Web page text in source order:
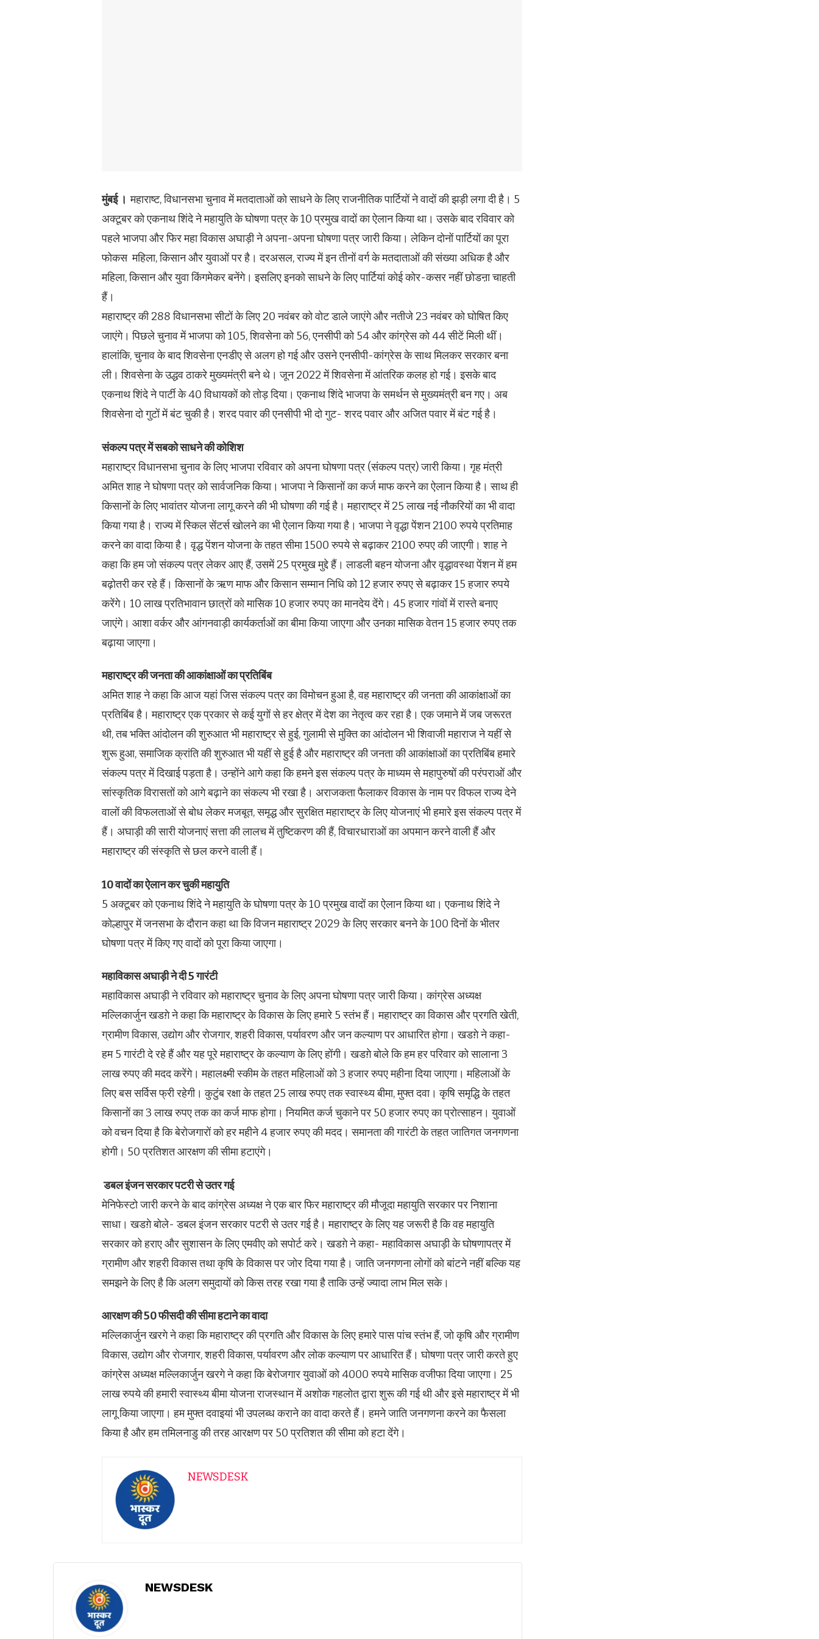
मुंबई ।महाराष्ट, विधानसभा चुनाव में मतदाताओं को साधने के लिए राजनीतिक पार्टियों ने वादों की झड़ी लगा दी है। 5
अक्टूबर को एकनाथ शिंदे ने महायुति के घोषणा पत्र के 10 प्रमुख वादों का ऐलान किया था। उसके बाद रविवार को
पहले भाजपा और फिर महा विकास अघाड़ी ने अपना-अपना घोषणा पत्र जारी किया। लेकिन दोनों पार्टियों का पूरा
फोकस महिला, किसान और युवाओं पर है। दरअसल, राज्य में इन तीनों वर्ग के मतदाताओं की संख्या अधिक है और
महिला, किसान और युवा किंगमेकर बनेंगे। इसलिए इनको साधने के लिए पार्टियां कोई कोर-कसर नहीं छोडऩा चाहती
हैं।
महाराष्ट्र की 288 विधानसभा सीटों के लिए 20 नवंबर को वोट डाले जाएंगे और नतीजे 23 नवंबर को घोषित किए
जाएंगे। पिछले चुनाव में भाजपा को 105, शिवसेना को 56, एनसीपी को 54 और कांग्रेस को 44 सीटें मिली थीं।
हालांकि, चुनाव के बाद शिवसेना एनडीए से अलग हो गई और उसने एनसीपी-कांग्रेस के साथ मिलकर सरकार बना
ली। शिवसेना के उद्धव ठाकरे मुख्यमंत्री बने थे। जून 2022 में शिवसेना में आंतरिक कलह हो गई। इसके बाद
एकनाथ शिंदे ने पार्टी के 40 विधायकों को तोड़ दिया। एकनाथ शिंदे भाजपा के समर्थन से मुख्यमंत्री बन गए। अब
शिवसेना दो गुटों में बंट चुकी है। शरद पवार की एनसीपी भी दो गुट- शरद पवार और अजित पवार में बंट गई है।
संकल्प पत्र में सबको साधने की कोशिश
महाराष्ट्र विधानसभा चुनाव के लिए भाजपा रविवार को अपना घोषणा पत्र (संकल्प पत्र) जारी किया। गृह मंत्री
अमित शाह ने घोषणा पत्र को सार्वजनिक किया। भाजपा ने किसानों का कर्ज माफ करने का ऐलान किया है। साथ ही
किसानों के लिए भावांतर योजना लागू करने की भी घोषणा की गई है। महाराष्ट्र में 25 लाख नई नौकरियों का भी वादा
किया गया है। राज्य में स्किल सेंटर्स खोलने का भी ऐलान किया गया है। भाजपा ने वृद्धा पेंशन 2100 रुपये प्रतिमाह
करने का वादा किया है। वृद्ध पेंशन योजना के तहत सीमा 1500 रुपये से बढ़ाकर 2100 रुपए की जाएगी। शाह ने
कहा कि हम जो संकल्प पत्र लेकर आए हैं, उसमें 25 प्रमुख मुद्दे हैं। लाडली बहन योजना और वृद्धावस्था पेंशन में हम
बढ़ोतरी कर रहे हैं। किसानों के ऋण माफ और किसान सम्मान निधि को 12 हजार रुपए से बढ़ाकर 15 हजार रुपये
करेंगे। 10 लाख प्रतिभावान छात्रों को मासिक 10 हजार रुपए का मानदेय देंगे। 45 हजार गांवों में रास्ते बनाए
जाएंगे। आशा वर्कर और आंगनवाड़ी कार्यकर्ताओं का बीमा किया जाएगा और उनका मासिक वेतन 15 हजार रुपए तक
बढ़ाया जाएगा।
महाराष्ट्र की जनता की आकांक्षाओं का प्रतिबिंब
अमित शाह ने कहा कि आज यहां जिस संकल्प पत्र का विमोचन हुआ है, वह महाराष्ट्र की जनता की आकांक्षाओं का
प्रतिबिंब है। महाराष्ट्र एक प्रकार से कई युगों से हर क्षेत्र में देश का नेतृत्व कर रहा है। एक जमाने में जब जरूरत
थी, तब भक्ति आंदोलन की शुरुआत भी महाराष्ट्र से हुई, गुलामी से मुक्ति का आंदोलन भी शिवाजी महाराज ने यहीं से
शुरू हुआ, समाजिक क्रांति की शुरुआत भी यहीं से हुई है और महाराष्ट्र की जनता की आकांक्षाओं का प्रतिबिंब हमारे
संकल्प पत्र में दिखाई पड़ता है। उन्होंने आगे कहा कि हमने इस संकल्प पत्र के माध्यम से महापुरुषों की परंपराओं और
सांस्कृतिक विरासतों को आगे बढ़ाने का संकल्प भी रखा है। अराजकता फैलाकर विकास के नाम पर विफल राज्य देने
वालों की विफलताओं से बोध लेकर मजबूत, समृद्ध और सुरक्षित महाराष्ट्र के लिए योजनाएं भी हमारे इस संकल्प पत्र में
हैं। अघाड़ी की सारी योजनाएं सत्ता की लालच में तुष्टिकरण की हैं, विचारधाराओं का अपमान करने वाली हैं और
महाराष्ट्र की संस्कृति से छल करने वाली हैं।
10 वादों का ऐलान कर चुकी महायुति
5 अक्टूबर को एकनाथ शिंदे ने महायुति के घोषणा पत्र के 10 प्रमुख वादों का ऐलान किया था। एकनाथ शिंदे ने
कोल्हापुर में जनसभा के दौरान कहा था कि विजन महाराष्ट्र 2029 के लिए सरकार बनने के 100 दिनों के भीतर
घोषणा पत्र में किए गए वादों को पूरा किया जाएगा।
महाविकास अघाड़ी ने दी 5 गारंटी
महाविकास अघाड़ी ने रविवार को महाराष्ट्र चुनाव के लिए अपना घोषणा पत्र जारी किया। कांग्रेस अध्यक्ष
मल्लिकार्जुन खडग़े ने कहा कि महाराष्ट्र के विकास के लिए हमारे 5 स्तंभ हैं। महाराष्ट्र का विकास और प्रगति खेती,
ग्रामीण विकास, उद्योग और रोजगार, शहरी विकास, पर्यावरण और जन कल्याण पर आधारित होगा। खडग़े ने कहा-
हम 5 गारंटी दे रहे हैं और यह पूरे महाराष्ट्र के कल्याण के लिए होंगी। खडग़े बोले कि हम हर परिवार को सालाना 3
लाख रुपए की मदद करेंगे। महालक्ष्मी स्कीम के तहत महिलाओं को 3 हजार रुपए महीना दिया जाएगा। महिलाओं के
लिए बस सर्विस फ्री रहेगी। कुटुंब रक्षा के तहत 25 लाख रुपए तक स्वास्थ्य बीमा, मुफ्त दवा। कृषि समृद्धि के तहत
किसानों का 3 लाख रुपए तक का कर्ज माफ होगा। नियमित कर्ज चुकाने पर 50 हजार रुपए का प्रोत्साहन। युवाओं
को वचन दिया है कि बेरोजगारों को हर महीने 4 हजार रुपए की मदद। समानता की गारंटी के तहत जातिगत जनगणना
होगी। 50 प्रतिशत आरक्षण की सीमा हटाएंगे।
डबल इंजन सरकार पटरी से उतर गई
मेनिफेस्टो जारी करने के बाद कांग्रेस अध्यक्ष ने एक बार फिर महाराष्ट्र की मौजूदा महायुति सरकार पर निशाना
साधा। खडग़े बोले- डबल इंजन सरकार पटरी से उतर गई है। महाराष्ट्र के लिए यह जरूरी है कि वह महायुति
सरकार को हराए और सुशासन के लिए एमवीए को सपोर्ट करे। खडग़े ने कहा- महाविकास अघाड़ी के घोषणापत्र में
ग्रामीण और शहरी विकास तथा कृषि के विकास पर जोर दिया गया है। जाति जनगणना लोगों को बांटने नहीं बल्कि यह
समझने के लिए है कि अलग समुदायों को किस तरह रखा गया है ताकि उन्हें ज्यादा लाभ मिल सके।
आरक्षण की 50 फीसदी की सीमा हटाने का वादा
मल्लिकार्जुन खरगे ने कहा कि महाराष्ट्र की प्रगति और विकास के लिए हमारे पास पांच स्तंभ हैं, जो कृषि और ग्रामीण
विकास, उद्योग और रोजगार, शहरी विकास, पर्यावरण और लोक कल्याण पर आधारित हैं। घोषणा पत्र जारी करते हुए
कांग्रेस अध्यक्ष मल्लिकार्जुन खरगे ने कहा कि बेरोजगार युवाओं को 4000 रुपये मासिक वजीफा दिया जाएगा। 25
लाख रुपये की हमारी स्वास्थ्य बीमा योजना राजस्थान में अशोक गहलोत द्वारा शुरू की गई थी और इसे महाराष्ट्र में भी
लागू किया जाएगा। हम मुफ्त दवाइयां भी उपलब्ध कराने का वादा करते हैं। हमने जाति जनगणना करने का फैसला
किया है और हम तमिलनाडु की तरह आरक्षण पर 50 प्रतिशत की सीमा को हटा देंगे।
NEWSDESK
NEWSDESK